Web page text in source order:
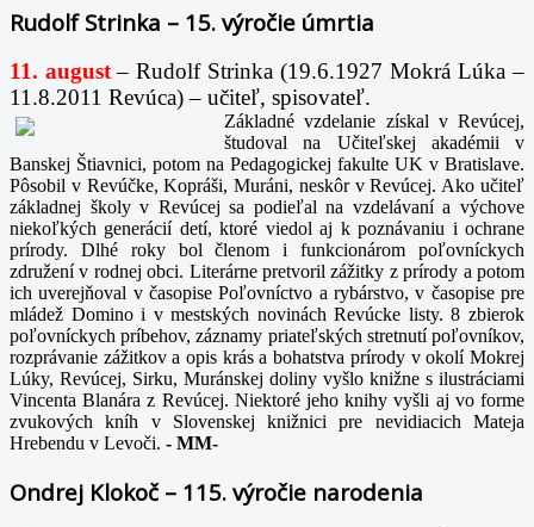
Rudolf Strinka – 15. výročie úmrtia
11. august – Rudolf Strinka (19.6.1927 Mokrá Lúka –
11.8.2011 Revúca) – učiteľ, spisovateľ.
Základné vzdelanie získal v Revúcej,
študoval na Učiteľskej akadémii v
Banskej Štiavnici, potom na Pedagogickej fakulte UK v Bratislave.
Pôsobil v Revúčke, Kopráši, Muráni, neskôr v Revúcej. Ako učiteľ
základnej školy v Revúcej sa podieľal na vzdelávaní a výchove
niekoľkých generácií detí, ktoré viedol aj k poznávaniu i ochrane
prírody. Dlhé roky bol členom i funkcionárom poľovníckych
združení v rodnej obci. Literárne pretvoril zážitky z prírody a potom
ich uverejňoval v časopise Poľovníctvo a rybárstvo, v časopise pre
mládež Domino i v mestských novinách Revúcke listy. 8 zbierok
poľovníckych príbehov, záznamy priateľských stretnutí poľovníkov,
rozprávanie zážitkov a opis krás a bohatstva prírody v okolí Mokrej
Lúky, Revúcej, Sirku, Muránskej doliny vyšlo knižne s ilustráciami
Vincenta Blanára z Revúcej. Niektoré jeho knihy vyšli aj vo forme
zvukových kníh v Slovenskej knižnici pre nevidiacich Mateja
Hrebendu v Levoči. - MM-
Ondrej Klokoč – 115. výročie narodenia